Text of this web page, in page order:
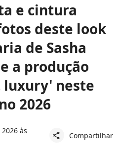
e cintura
deste look
de Sasha
a produção
luxury' neste
2026
às
share Compartilhar